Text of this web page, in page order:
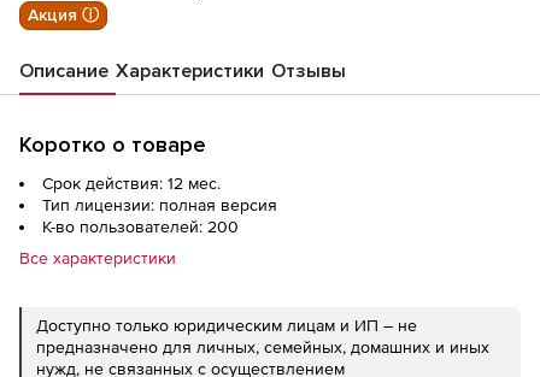
Акция ⓘ
Описание Характеристики Отзывы
Коротко о товаре
Срок действия: 12 мес.
Тип лицензии: полная версия
К-во пользователей: 200
Все характеристики
Доступно только юридическим лицам и ИП – не
предназначено для личных, семейных, домашних и иных
нужд, не связанных с осуществлением